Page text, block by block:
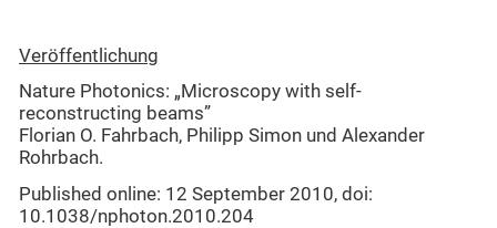
Veröffentlichung
Nature Photonics: „Microscopy with self-
reconstructing beams”
Florian O. Fahrbach, Philipp Simon und Alexander
Rohrbach.
Published online: 12 September 2010, doi:
10.1038/nphoton.2010.204